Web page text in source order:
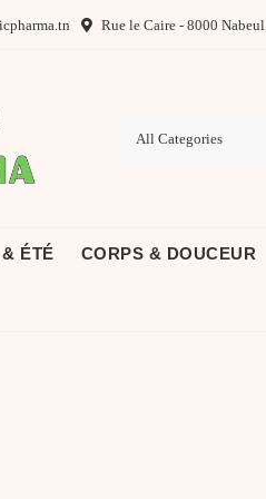
Rue le Caire - 8000 Nabeul
ÉTÉ CORPS & DOUCEUR